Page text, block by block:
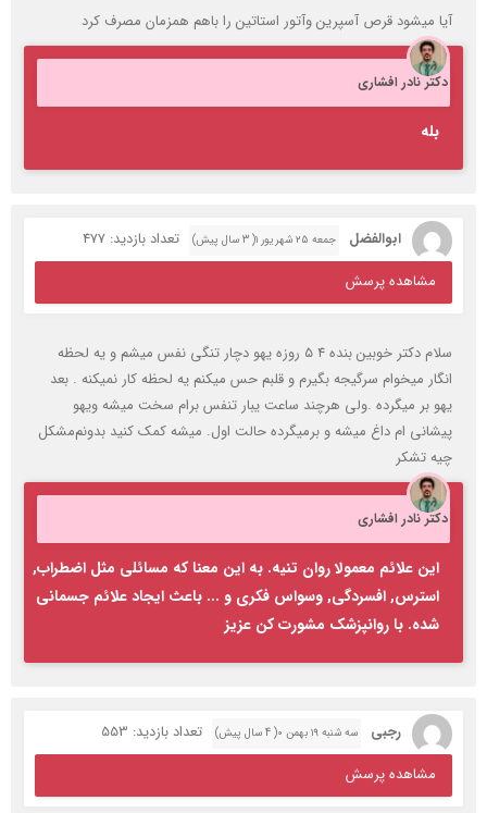
آیا میشود قرص آسپرین وآتور استاتین را باهم همزمان مصرف کرد
دکتر نادر افشاری
بله
ابوالفضل جمعه ۲۵ شهریور ۱( 3 سال پیش)
تعداد بازدید: 477
مشاهده پرسش
سلام دکتر خوبین بنده ۴ ۵ روزه یهو دچار تنگی نفس میشم و یه لحظه
انگار میخوام سرگیجه بگیرم و قلبم حس میکنم یه لحظه کار نمیکنه . بعد
یهو بر میگرده .ولی هرچند ساعت یبار تنفس برام سخت میشه ویهو
پیشانی ام داغ میشه و برمیگرده حالت اول. میشه کمک کنید بدونم‌مشکل
چیه تشکر
دکتر نادر افشاری
این علائم معمولا روان تنیه. به این معنا که مسائلی مثل اضطراب,
استرس, افسردگی, وسواس فکری و ... باعث ایجاد علائم جسمانی
شده. با روانپزشک مشورت کن عزیز
رجبی سه شنبه ۱۹ بهمن ۰( 4 سال پیش)
تعداد بازدید: 553
مشاهده پرسش